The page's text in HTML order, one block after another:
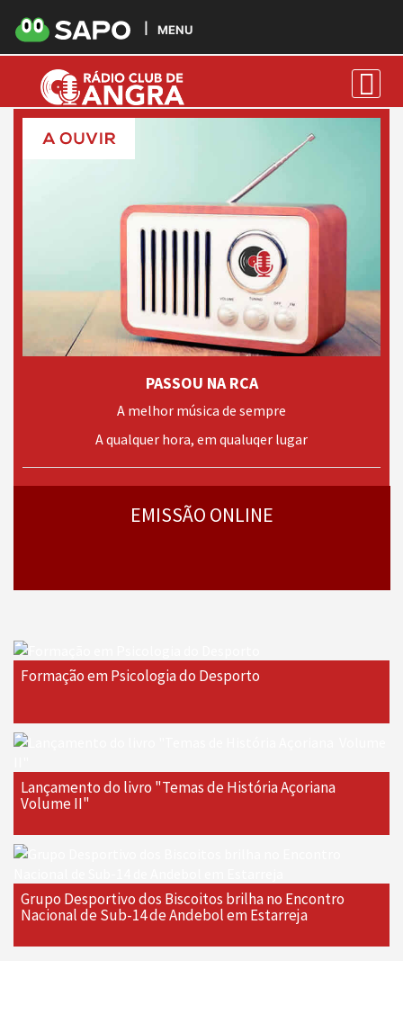
MENU
1
PASSOU NA RCA
A melhor música de sempre
A qualquer hora, em qualuqer lugar
EMISSÃO ONLINE
Formação em Psicologia do Desporto
Lançamento do livro "Temas de História Açoriana 
Volume II"
Grupo Desportivo dos Biscoitos brilha no Encontro
Nacional de Sub-14 de Andebol em Estarreja